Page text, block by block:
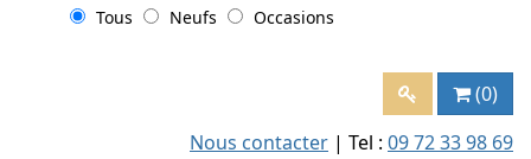
Tous
Neufs Occasions
(0)
Nous contacter | Tel : 09 72 33 98 69